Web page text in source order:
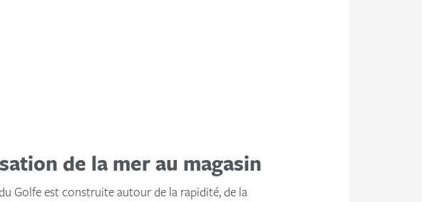
de la mer au magasin
Golfe est construite autour de la rapidité, de la